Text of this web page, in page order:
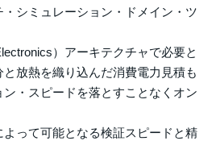
・シミュレーション・ドメイン・ツ
）アーキテクチャで必要と
放熱を織り込んだ消費電力見積も
ン・スピードを落とすことなくオン
って可能となる検証スピードと精